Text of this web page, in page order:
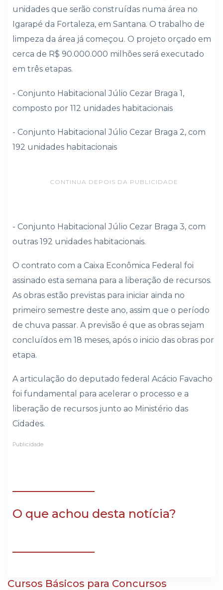
unidades que serão construídas numa área no
Igarapé da Fortaleza, em Santana. O trabalho de
limpeza da área já começou. O projeto orçado em
cerca de R$ 90.000.000 milhões será executado
em três etapas.
- Conjunto Habitacional Júlio Cezar Braga 1,
composto por 112 unidades habitacionais
- Conjunto Habitacional Júlio Cezar Braga 2, com
192 unidades habitacionais
CONTINUA DEPOIS DA PUBLICIDADE
- Conjunto Habitacional Júlio Cezar Braga 3, com
outras 192 unidades habitacionais.
O contrato com a Caixa Econômica Federal foi
assinado esta semana para a liberação de recursos.
As obras estão previstas para iniciar ainda no
primeiro semestre deste ano, assim que o período
de chuva passar. A previsão é que as obras sejam
concluídos em 18 meses, após o inicio das obras por
etapa.
A articulação do deputado federal Acácio Favacho
foi fundamental para acelerar o processo e a
liberação de recursos junto ao Ministério das
Cidades.
Publicidade
O que achou desta notícia?
Cursos Básicos para Concursos